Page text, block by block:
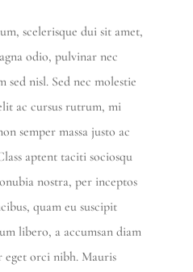
scelerisque dui sit amet,
odio, pulvinar nec
sed nisl. Sed nec molestie
ac cursus rutrum, mi
semper massa justo ac
aptent taciti sociosqu
nostra, per inceptos
quam eu suscipit
libero, a accumsan diam
orci nibh. Mauris